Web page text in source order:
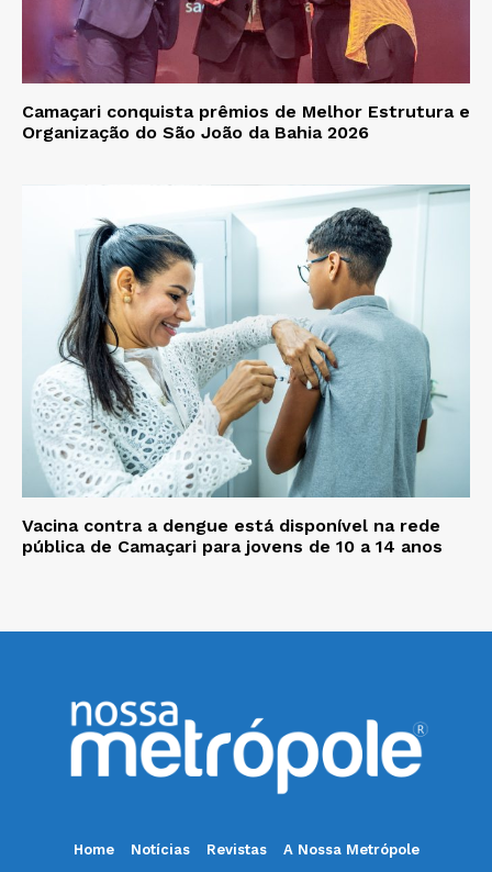
Camaçari conquista prêmios de Melhor Estrutura e
Organização do São João da Bahia 2026
Vacina contra a dengue está disponível na rede
pública de Camaçari para jovens de 10 a 14 anos
Home Notícias Revistas A Nossa Metrópole